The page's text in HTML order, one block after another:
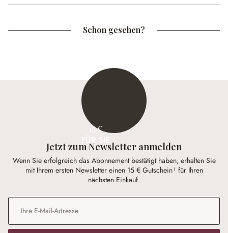
Schon gesehen?
15 €
Jetzt zum Newsletter anmelden
Wenn Sie erfolgreich das Abonnement bestätigt haben, erhalten Sie
mit Ihrem ersten Newsletter einen 15 € Gutschein¹ für Ihren
nächsten Einkauf.
E-Mail-Adresse